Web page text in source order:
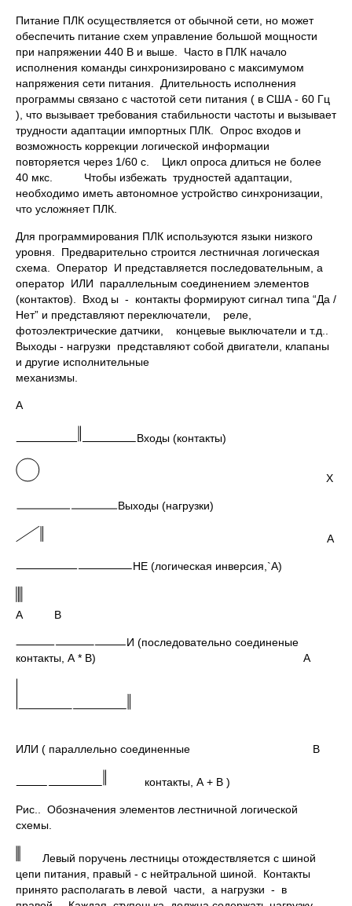
Питание ПЛК осуществляется от обычной сети, но может
обеспечить питание схем управление большой мощности
при напряжении 440 В и выше. Часто в ПЛК начало
исполнения команды синхронизировано с максимумом
напряжения сети питания. Длительность исполнения
программы связано с частотой сети питания ( в США - 60 Гц
), что вызывает требования стабильности частоты и вызывает
трудности адаптации импортных ПЛК. Опрос входов и
возможность коррекции логической информации
повторяется через 1/60 с. Цикл опроса длиться не более
40 мкс. Чтобы избежать трудностей адаптации,
необходимо иметь автономное устройство синхронизации,
что усложняет ПЛК.
Для программирования ПЛК используются языки низкого
уровня. Предварительно строится лестничная логическая
схема. Оператор И представляется последовательным, а
оператор ИЛИ параллельным соединением элементов
(контактов). Вход ы - контакты формируют сигнал типа “Да /
Нет” и представляют переключатели, реле,
фотоэлектрические датчики, концевые выключатели и т.д..
Выходы - нагрузки представляют собой двигатели, клапаны
и другие исполнительные
механизмы.
А
Входы (контакты)
Х
Выходы (нагрузки)
А
НЕ (логическая инверсия,`А)
А В
И (последовательно соединеные
контакты, А * В) А
ИЛИ ( параллельно соединенные В
контакты, А + В )
Рис.. Обозначения элементов лестничной логической
схемы.
Левый поручень лестницы отождествляется с шиной
цепи питания, правый - с нейтральной шиной. Контакты
принято располагать в левой части, а нагрузки - в